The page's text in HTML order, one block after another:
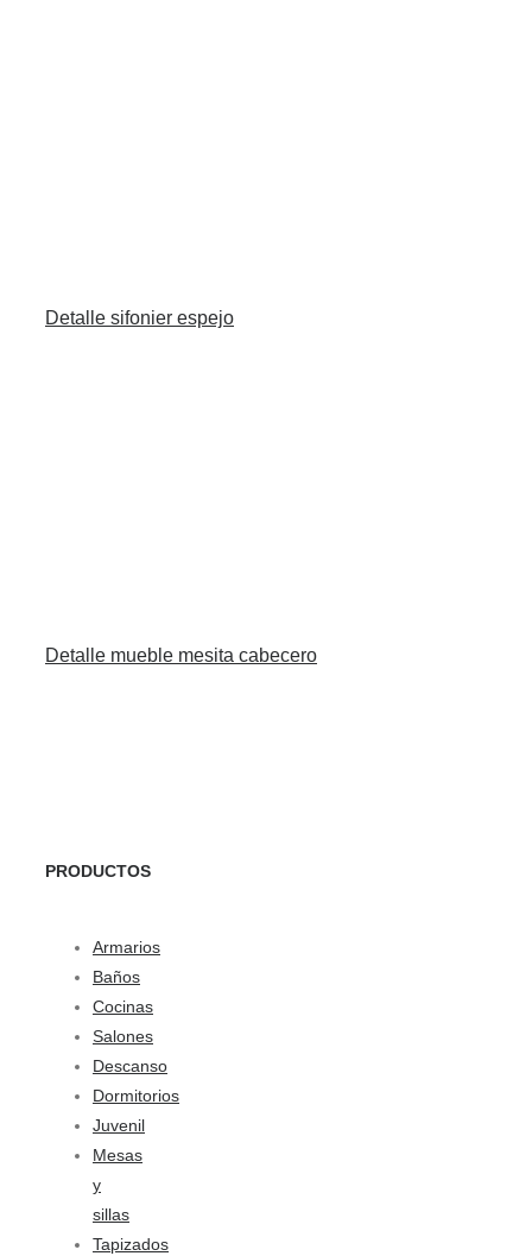
Detalle sifonier espejo
Detalle mueble mesita cabecero
PRODUCTOS
Armarios
Baños
Cocinas
Salones
Descanso
Dormitorios
Juvenil
Mesas
y
sillas
Tapizados